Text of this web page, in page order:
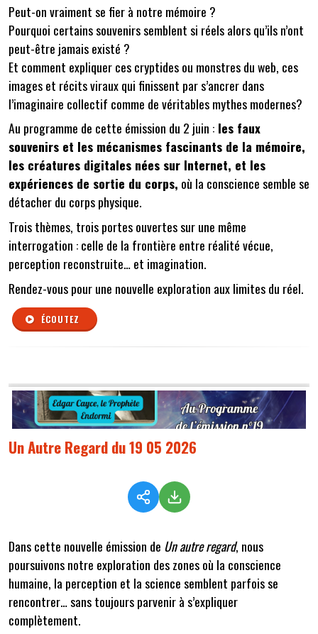
Peut-on vraiment se fier à notre mémoire ?
Pourquoi certains souvenirs semblent si réels alors qu’ils n’ont
peut-être jamais existé ?
Et comment expliquer ces cryptides ou monstres du web, ces
images et récits viraux qui finissent par s’ancrer dans
l’imaginaire collectif comme de véritables mythes modernes?
Au programme de cette émission du 2 juin : les faux
souvenirs et les mécanismes fascinants de la mémoire,
les créatures digitales nées sur Internet, et les
expériences de sortie du corps, où la conscience semble se
détacher du corps physique.
Trois thèmes, trois portes ouvertes sur une même
interrogation : celle de la frontière entre réalité vécue,
perception reconstruite… et imagination.
Rendez-vous pour une nouvelle exploration aux limites du réel.
ÉCOUTEZ
Un Autre Regard du 19 05 2026
Dans cette nouvelle émission de Un autre regard, nous
poursuivons notre exploration des zones où la conscience
humaine, la perception et la science semblent parfois se
rencontrer… sans toujours parvenir à s’expliquer
complètement.